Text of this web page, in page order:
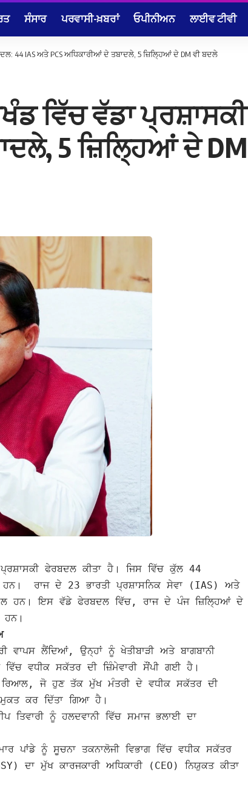
ਸੰਸਾਰ ਪਰਵਾਸੀ-ਖ਼ਬਰਾਂ ਓਪੀਨੀਅਨ ਲਾਈਵ ਟੀਵੀ
44 IAS ਅਤੇ PCS ਅਧਿਕਾਰੀਆਂ ਦੇ ਤਬਾਦਲੇ, 5 ਜ਼ਿਲ੍ਹਿਆਂ ਦੇ DM ਵੀ ਬਦਲੇ
ਵਿੱਚ ਵੱਡਾ
5 ਜ਼ਿਲ੍ਹਿਆਂ ਦੇ
ਫੇਰਬਦਲ ਕੀਤਾ ਹੈ। ਜਿਸ ਵਿੱਚ ਕੁੱਲ 44
ਰਾਜ ਦੇ 23 ਭਾਰਤੀ ਪ੍ਰਸ਼ਾਸਨਿਕ ਸੇਵਾ (IAS) ਅਤੇ
ਹਨ।ਇਸ ਵੱਡੇ ਫੇਰਬਦਲ ਵਿੱਚ, ਰਾਜ ਦੇ ਪੰਜ ਜ਼ਿਲ੍ਹਿਆਂ ਦੇ
ਵਾਪਸ ਲੈਂਦਿਆਂ, ਉਨ੍ਹਾਂ ਨੂੰ ਖੇਤੀਬਾੜੀ ਅਤੇ ਬਾਗਬਾਨੀ
ਵਧੀਕ ਸਕੱਤਰ ਦੀ ਜ਼ਿੰਮੇਵਾਰੀ ਸੌਂਪੀ ਗਈ ਹੈ।
ਰਿਆਲ, ਜੋ ਹੁਣ ਤੱਕ ਮੁੱਖ ਮੰਤਰੀ ਦੇ ਵਧੀਕ ਸਕੱਤਰ ਦੀ
ਕਰ ਦਿੱਤਾ ਗਿਆ ਹੈ।
ਤਿਵਾਰੀ ਨੂੰ ਹਲਦਵਾਨੀ ਵਿੱਚ ਸਮਾਜ ਭਲਾਈ ਦਾ
ਪਾਂਡੇ ਨੂੰ ਸੂਚਨਾ ਤਕਨਾਲੋਜੀ ਵਿਭਾਗ ਵਿੱਚ ਵਧੀਕ ਸਕੱਤਰ
ਦਾ ਮੁੱਖ ਕਾਰਜਕਾਰੀ ਅਧਿਕਾਰੀ (CEO) ਨਿਯੁਕਤ ਕੀਤਾ